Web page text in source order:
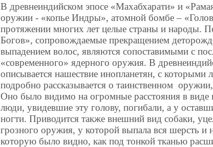
В древнеиндийском эпосе «Махабхарати» и
оружии - «копье Индры», атомной бомбе –
протяжении многих лет целые страны и народы.
Богов», сопровождаемые прекращением
выпадением волос, являются сопоставимыми с
«современного» ядерного оружия. В
описывается нашествие инопланетян, с которыми
подробно рассказывается о таинственном
Оно было видимо на огромные расстояния в виде
люди, увидевшие эту голову, погибали, а у
ногти. Приводится также внешний вид собаки,
грозного оружия, у которой выпала вся шерсть и
которую было видно, как под тонкой тканью